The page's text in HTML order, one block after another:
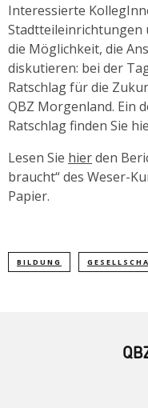
Interessierte
Stadtteileinrichtungen
die Möglichkeit, die
diskutieren: bei der
Ratschlag für die
QBZ Morgenland. Ein
Ratschlag finden Sie
Lesen Sie hierden
braucht“ des Weser-
Papier.
BILDUNG